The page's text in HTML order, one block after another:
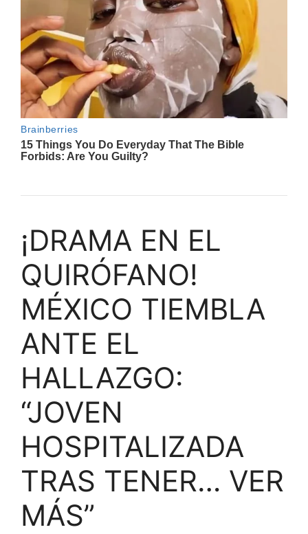
¡DRAMA EN EL
QUIRÓFANO!
MÉXICO TIEMBLA
ANTE EL
HALLAZGO:
“JOVEN
HOSPITALIZADA
TRAS TENER… VER
MÁS”